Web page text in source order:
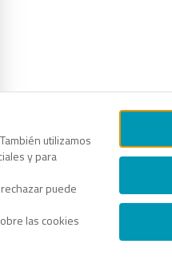
utilizamos
y para
puede
las cookies